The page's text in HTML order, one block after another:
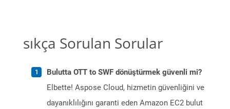
sıkça Sorulan Sorular
Bulutta OTT to SWF dönüştürmek güvenli mi?
Elbette! Aspose Cloud, hizmetin güvenliğini ve
dayanıklılığını garanti eden Amazon EC2 bulut